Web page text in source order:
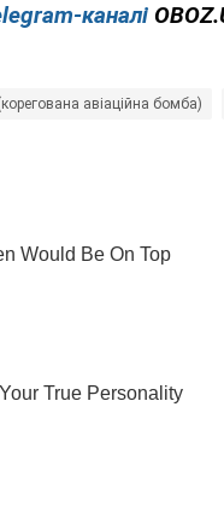
каналі
авіаційна бомба)